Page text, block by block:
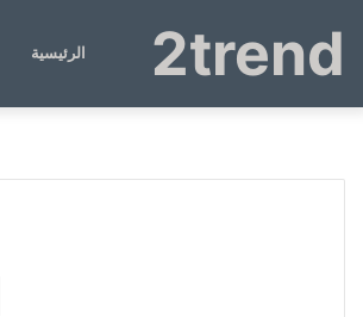
2trend الرئيسية